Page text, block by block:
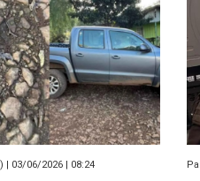
| 03/06/2026 | 08:24